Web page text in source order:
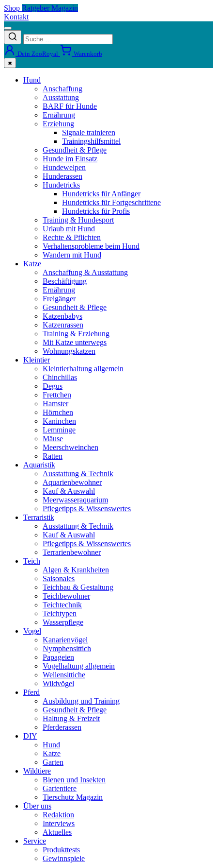
Shop Ratgeber Magazin
Kontakt
Dein ZooRoyal Warenkorb
✖
Hund
Anschaffung
Ausstattung
BARF für Hunde
Ernährung
Erziehung
Signale trainieren
Trainingshilfsmittel
Gesundheit & Pflege
Hunde im Einsatz
Hundewelpen
Hunderassen
Hundetricks
Hundetricks für Anfänger
Hundetricks für Fortgeschrittene
Hundetricks für Profis
Training & Hundesport
Urlaub mit Hund
Rechte & Pflichten
Verhaltensprobleme beim Hund
Wandern mit Hund
Katze
Anschaffung & Ausstattung
Beschäftigung
Ernährung
Freigänger
Gesundheit & Pflege
Katzenbabys
Katzenrassen
Training & Erziehung
Mit Katze unterwegs
Wohnungskatzen
Kleintier
Kleintierhaltung allgemein
Chinchillas
Degus
Frettchen
Hamster
Hörnchen
Kaninchen
Lemminge
Mäuse
Meerschweinchen
Ratten
Aquaristik
Ausstattung & Technik
Aquarienbewohner
Kauf & Auswahl
Meerwasseraquarium
Pflegetipps & Wissenswertes
Terraristik
Ausstattung & Technik
Kauf & Auswahl
Pflegetipps & Wissenswertes
Terrarienbewohner
Teich
Algen & Krankheiten
Saisonales
Teichbau & Gestaltung
Teichbewohner
Teichtechnik
Teichtypen
Wasserpflege
Vogel
Kanarienvögel
Nymphensittich
Papageien
Vogelhaltung allgemein
Wellensittiche
Wildvögel
Pferd
Ausbildung und Training
Gesundheit & Pflege
Haltung & Freizeit
Pferderassen
DIY
Hund
Katze
Garten
Wildtiere
Bienen und Insekten
Gartentiere
Tierschutz Magazin
Über uns
Redaktion
Interviews
Aktuelles
Service
Produkttests
Gewinnspiele